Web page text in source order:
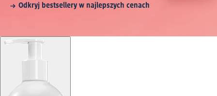
Odkryj bestsellery w najlepszych cenach